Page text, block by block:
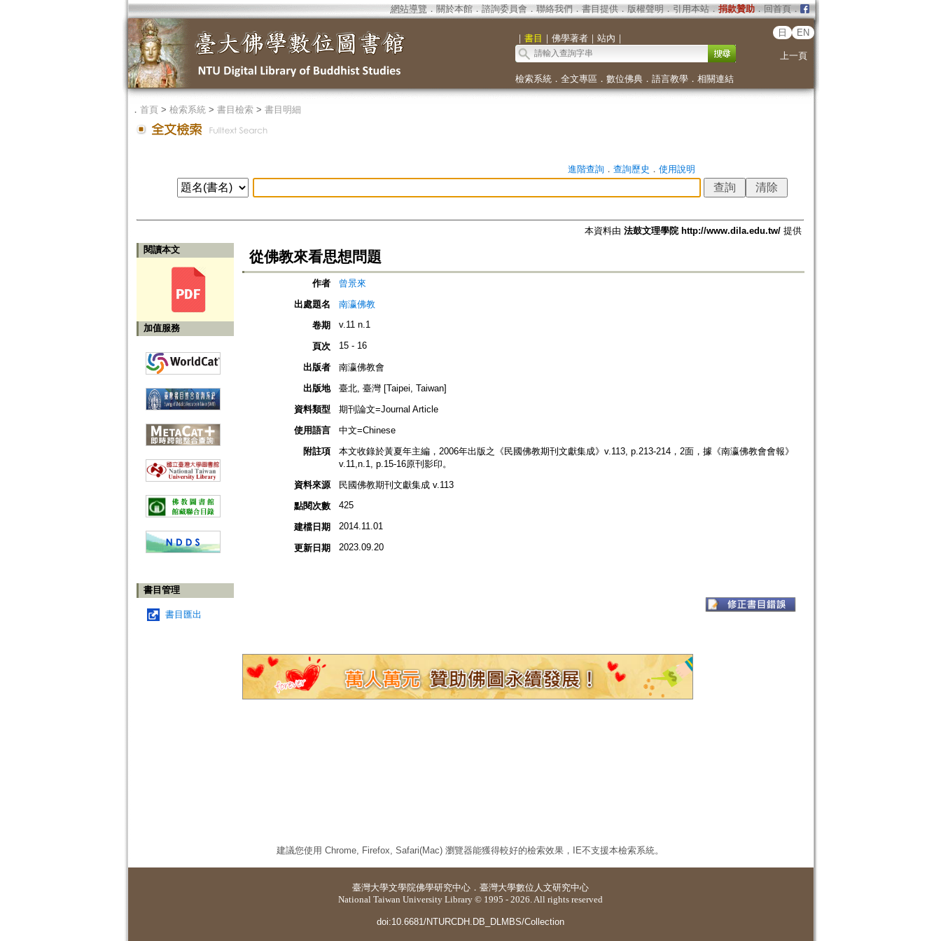
網站導覽 ． 關於本館． 諮詢委員會． 聯絡我們 ． 書目提供． 版權聲明 ． 引用本站． 捐款贊助．回首頁．
｜ 書目 ｜ 佛學著者｜ 站內 ｜
日 EN
上一頁
檢索系統． 全文專區 ． 數位佛典． 語言教學． 相關連結
． 首頁> 檢索系統> 書目檢索> 書目明細
進階查詢． 查詢歷史 ． 使用說明
本資料由 法鼓文理學院 http://www.dila.edu.tw/提供
閱讀本文
加值服務
書目管理
書目匯出
從佛教來看思想問題
作者
曾景來
出處題名
南瀛佛教
卷期
v.11 n.1
頁次 15 - 16
出版者
南瀛佛教會
出版地
臺北, 臺灣 [Taipei, Taiwan]
資料類型
期刊論文=Journal Article
使用語言
中文=Chinese
附註項
本文收錄於黃夏年主編，2006年出版之《民國佛教期刊文獻集成》v.113, p.213-214，2面，據《南瀛佛教會會報》
v.11,n.1, p.15-16原刊影印。
資料來源
民國佛教期刊文獻集成 v.113
點閱次數
425
建檔日期 2014.11.01
更新日期 2023.09.20
建議您使用 Chrome, Firefox, Safari(Mac) 瀏覽器能獲得較好的檢索效果，IE不支援本檢索系統。
臺灣大學文學院佛學研究中心 ． 臺灣大學數位人文研究中心
National Taiwan University Library © 1995 - 2026. All rights reserved
doi:10.6681/NTURCDH.DB_DLMBS/Collection